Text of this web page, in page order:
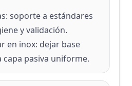
soporte a estándares
y validación.
en inox: dejar base
capa pasiva uniforme.